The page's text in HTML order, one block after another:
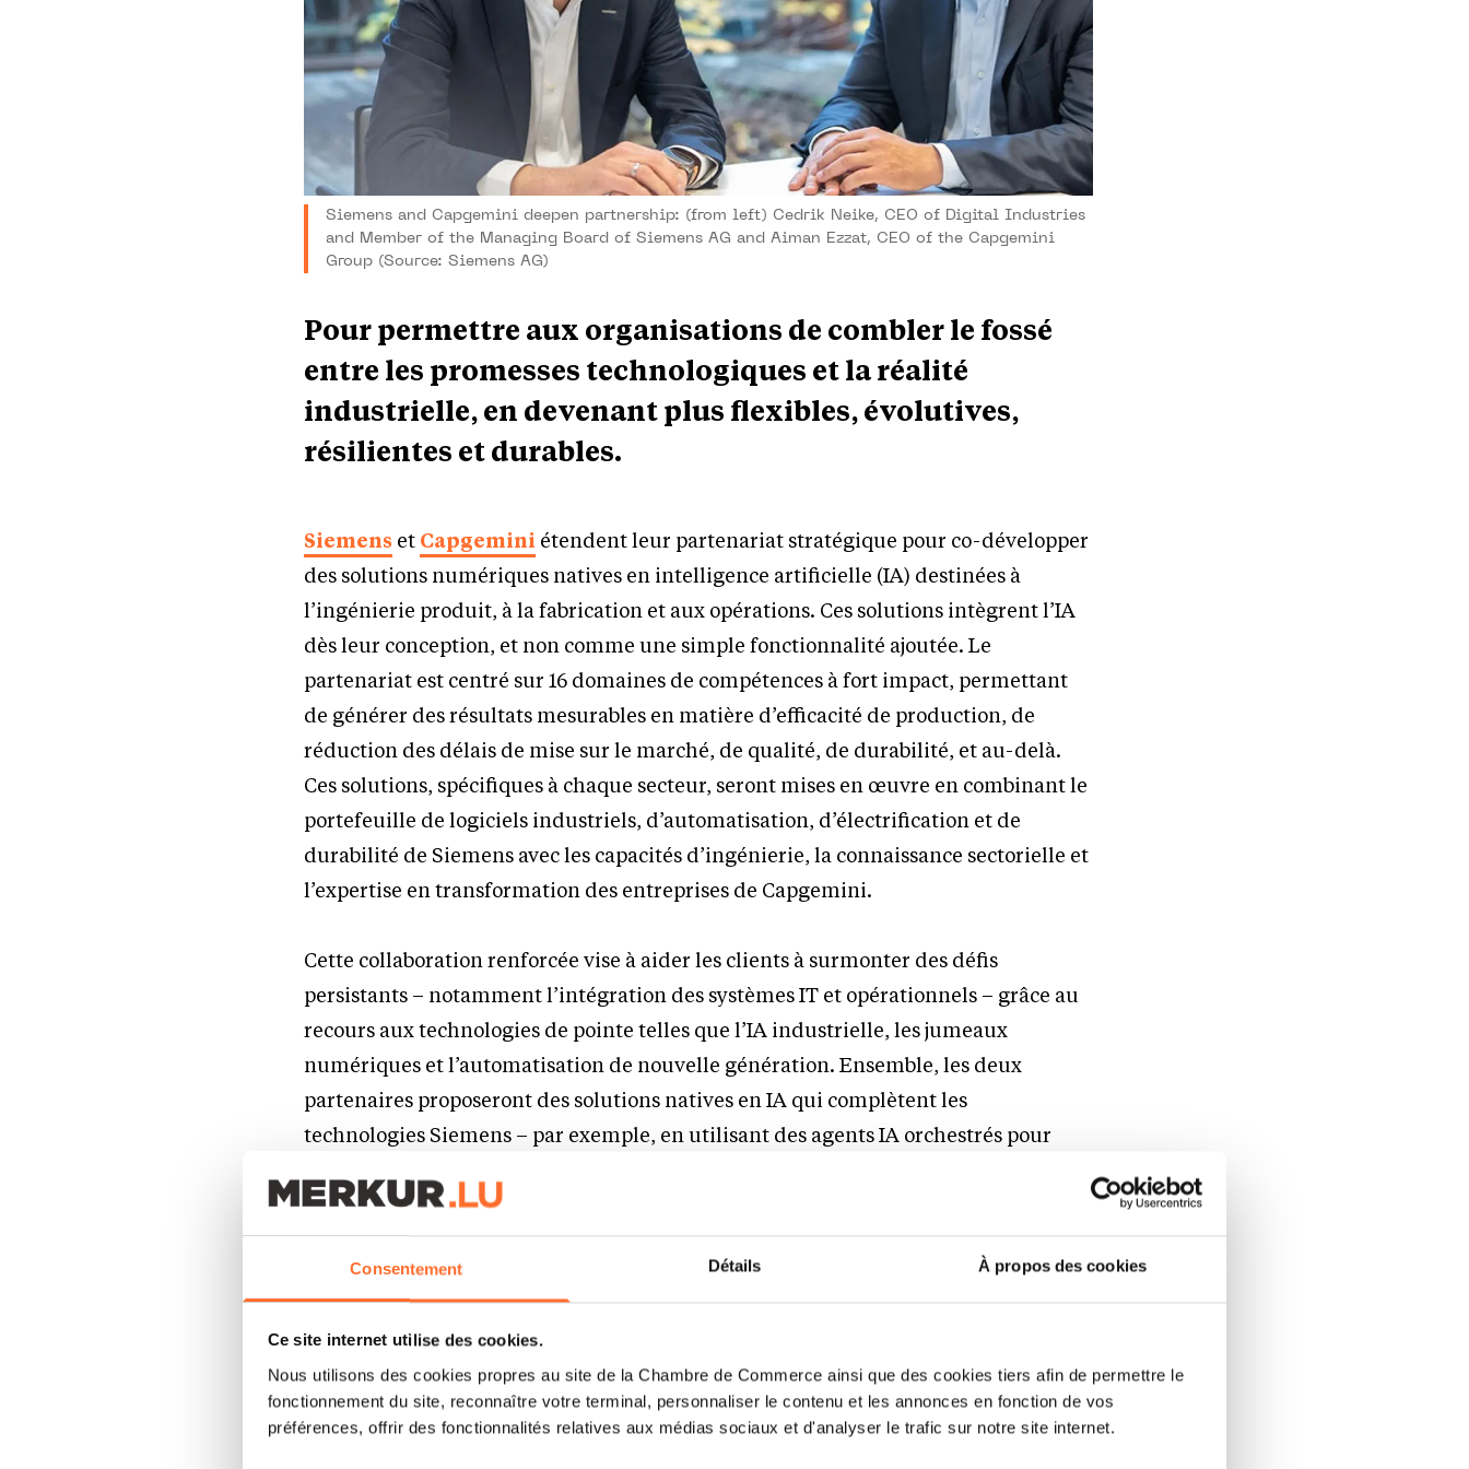
Consentement Détails À propos des cookies
Ce site internet utilise des cookies.
Nous utilisons des cookies propres au site de la Chambre de Commerce ainsi que des cookies tiers afin de permettre le
fonctionnement du site, reconnaître votre terminal, personnaliser le contenu et les annonces en fonction de vos
préférences, offrir des fonctionnalités relatives aux médias sociaux et d'analyser le trafic sur notre site internet.
Siemens and Capgemini deepen partnership: (from left) Cedrik Neike, CEO of Digital Industries
and Member of the Managing Board of Siemens AG and Aiman Ezzat, CEO of the Capgemini
Group (Source: Siemens AG)
Pour permettre aux organisations de combler le fossé
entre les promesses technologiques et la réalité
industrielle, en devenant plus flexibles, évolutives,
résilientes et durables.
Siemens et Capgemini étendent leur partenariat stratégique pour co-développer
des solutions numériques natives en intelligence artificielle (IA) destinées à
l’ingénierie produit, à la fabrication et aux opérations. Ces solutions intègrent l’IA
dès leur conception, et non comme une simple fonctionnalité ajoutée. Le
partenariat est centré sur 16 domaines de compétences à fort impact, permettant
de générer des résultats mesurables en matière d’efficacité de production, de
réduction des délais de mise sur le marché, de qualité, de durabilité, et au-delà.
Ces solutions, spécifiques à chaque secteur, seront mises en œuvre en combinant le
portefeuille de logiciels industriels, d’automatisation, d’électrification et de
durabilité de Siemens avec les capacités d’ingénierie, la connaissance sectorielle et
l’expertise en transformation des entreprises de Capgemini.
Cette collaboration renforcée vise à aider les clients à surmonter des défis
persistants – notamment l’intégration des systèmes IT et opérationnels – grâce au
recours aux technologies de pointe telles que l’IA industrielle, les jumeaux
numériques et l’automatisation de nouvelle génération. Ensemble, les deux
partenaires proposeront des solutions natives en IA qui complètent les
technologies Siemens – par exemple, en utilisant des agents IA orchestrés pour
« Pour nos clients, Capgemini agit comme une boussole – avec une parfaite connaissance
de leurs défis et ambitions. Siemens fournit le moteur : des technologies comme l’IA
industrielle, les jumeaux numériques et l’automatisation,déclare Cedrik Neike, CEO
de Digital Industries et membre du Managing Board de Siemens AG.
nous guidons nos clients dans leur transformation digitale avec rapidité, précision et
une trajectoire claire vers l’avenir. »